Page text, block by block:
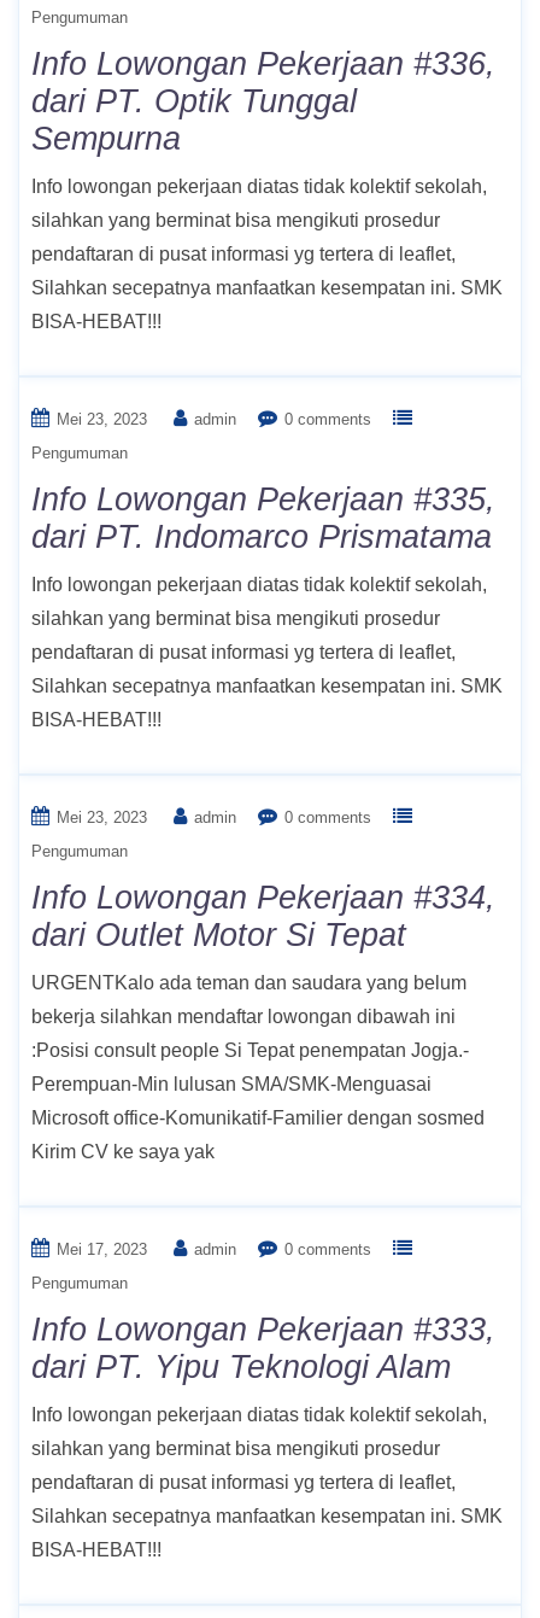
Pengumuman
Info Lowongan Pekerjaan #336,
dari PT. Optik Tunggal
Sempurna
Info lowongan pekerjaan diatas tidak kolektif sekolah,
silahkan yang berminat bisa mengikuti prosedur
pendaftaran di pusat informasi yg tertera di leaflet,
Silahkan secepatnya manfaatkan kesempatan ini. SMK
BISA-HEBAT!!!
Mei 23, 2023 admin
0 comments
Pengumuman
Info Lowongan Pekerjaan #335,
dari PT. Indomarco Prismatama
Info lowongan pekerjaan diatas tidak kolektif sekolah,
silahkan yang berminat bisa mengikuti prosedur
pendaftaran di pusat informasi yg tertera di leaflet,
Silahkan secepatnya manfaatkan kesempatan ini. SMK
BISA-HEBAT!!!
Mei 23, 2023 admin
0 comments
Pengumuman
Info Lowongan Pekerjaan #334,
dari Outlet Motor Si Tepat
URGENTKalo ada teman dan saudara yang belum
bekerja silahkan mendaftar lowongan dibawah ini
:Posisi consult people Si Tepat penempatan Jogja.-
Perempuan-Min lulusan SMA/SMK-Menguasai
Microsoft office-Komunikatif-Familier dengan sosmed
Kirim CV ke saya yak
Mei 17, 2023 admin
0 comments
Pengumuman
Info Lowongan Pekerjaan #333,
dari PT. Yipu Teknologi Alam
Info lowongan pekerjaan diatas tidak kolektif sekolah,
silahkan yang berminat bisa mengikuti prosedur
pendaftaran di pusat informasi yg tertera di leaflet,
Silahkan secepatnya manfaatkan kesempatan ini. SMK
BISA-HEBAT!!!